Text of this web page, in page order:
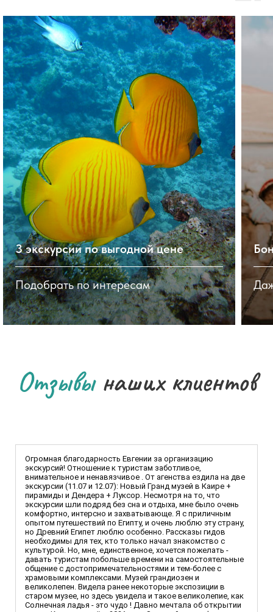
3 экскурсии по выгодной цене
Подобрать по интересам
Отзывынаших клиентов
Огромная благодарность Евгении за организацию
экскурсий! Отношение к туристам заботливое,
внимательное и ненавязчивое . От агенства ездила на две
экскурсии (11.07 и 12.07): Новый Гранд музей в Каире +
пирамиды и Дендера + Луксор. Несмотря на то, что
экскурсии шли подряд без сна и отдыха, мне было очень
комфортно, интерсно и захватывающе. Я с приличным
опытом путешествий по Египту, и очень люблю эту страну,
но Древний Египет люблю особенно. Рассказы гидов
необходимы для тех, кто только начал знакомство с
культурой. Но, мне, единственное, хочется пожелать -
давать туристам побольше времени на самостоятельные
общение с достопримечательностями и тем-более с
храмовыми комплексами. Музей грандиозен и
великолепен. Видела ранее некоторые экспозиции в
старом музее, но здесь увидела и такое великолепие, как
Солнечная ладья - это чудо ! Давно мечтала об открытии